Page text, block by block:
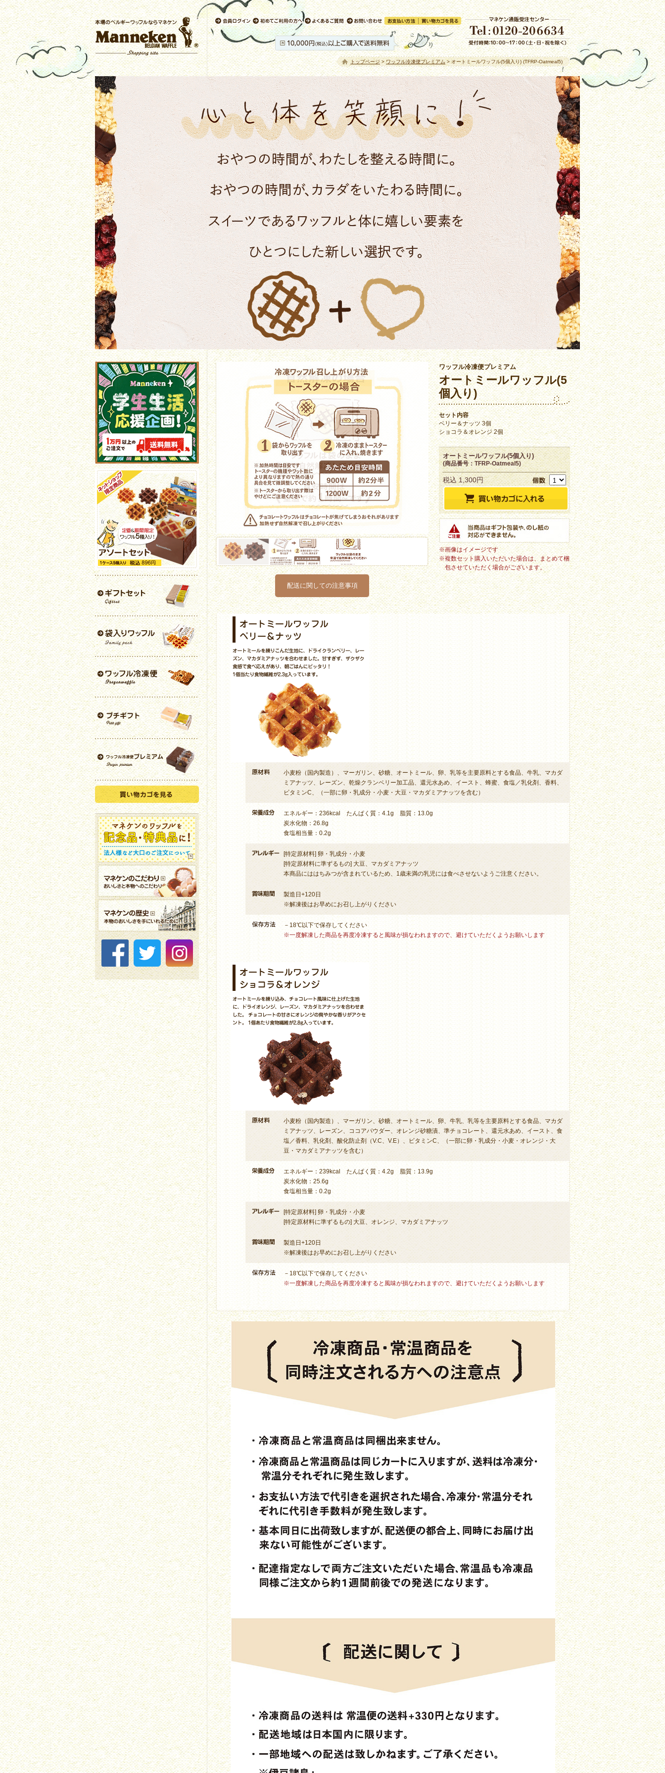
トップページ>ワッフル冷凍便プレミアム> オートミールワッフル(5個入り) (TFRP-Oatmeal5)
ワッフル冷凍便プレミアム
オートミールワッフル(5
個入り)
セット内容
ベリー＆ナッツ 3個
ショコラ＆オレンジ 2個
オートミールワッフル(5個入り)
(商品番号：TFRP-Oatmeal5)
税込 1,300円
※画像はイメージです
※複数セット購入いただいた場合は、まとめて梱
包させていただく場合がございます。
配送に関しての注意事項
小麦粉（国内製造）、マーガリン、砂糖、オートミール、卵、乳等を主要原料とする食品、牛乳、マカダ
ミアナッツ、レーズン、乾燥クランベリー加工品、還元水あめ、イースト、蜂蜜、食塩／乳化剤、香料、
ビタミンC、（一部に卵・乳成分・小麦・大豆・マカダミアナッツを含む）
エネルギー：236kcal たんぱく質：4.1g 脂質：13.0g
炭水化物：26.8g
食塩相当量：0.2g
[特定原材料] 卵・乳成分・小麦
[特定原材料に準ずるもの] 大豆、マカダミアナッツ
本商品にははちみつが含まれているため、1歳未満の乳児には食べさせないようご注意ください。
製造日+120日
※解凍後はお早めにお召し上がりください
－18℃以下で保存してください
※一度解凍した商品を再度冷凍すると風味が損なわれますので、避けていただくようお願いします
小麦粉（国内製造）、マーガリン、砂糖、オートミール、卵、牛乳、乳等を主要原料とする食品、マカダ
ミアナッツ、レーズン、ココアパウダー、オレンジ砂糖漬、準チョコレート、還元水あめ、イースト、食
塩／香料、乳化剤、酸化防止剤（V.C、V.E）、ビタミンC、（一部に卵・乳成分・小麦・オレンジ・大
豆・マカダミアナッツを含む）
エネルギー：239kcal たんぱく質：4.2g 脂質：13.9g
炭水化物：25.6g
食塩相当量：0.2g
[特定原材料] 卵・乳成分・小麦
[特定原材料に準ずるもの] 大豆、オレンジ、マカダミアナッツ
製造日+120日
※解凍後はお早めにお召し上がりください
－18℃以下で保存してください
※一度解凍した商品を再度冷凍すると風味が損なわれますので、避けていただくようお願いします